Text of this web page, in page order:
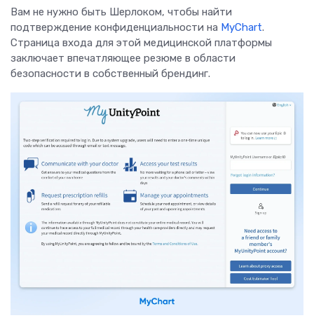
Вам не нужно быть Шерлоком, чтобы найти
подтверждение конфиденциальности на MyChart.
Страница входа для этой медицинской платформы
заключает впечатляющее резюме в области
безопасности в собственный брендинг.